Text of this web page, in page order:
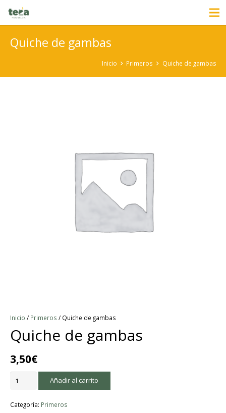
Quiche de gambas
Inicio Primeros Quiche de gambas
Inicio / Primeros / Quiche de gambas
Quiche de gambas
3,50€
Quiche
gambas
Añadir al carrito
Categoría: Primeros